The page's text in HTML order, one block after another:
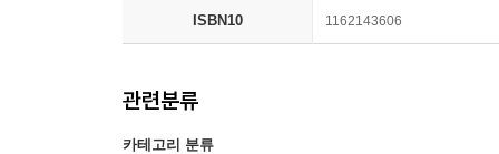
ISBN10 1162143606
관련분류
카테고리 분류